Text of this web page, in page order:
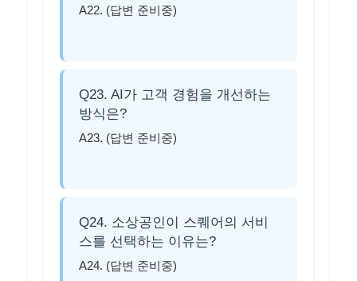
A22. (답변 준비중)
Q23. AI가 고객 경험을 개선하는
방식은?
A23. (답변 준비중)
Q24. 소상공인이 스퀘어의 서비
스를 선택하는 이유는?
A24. (답변 준비중)